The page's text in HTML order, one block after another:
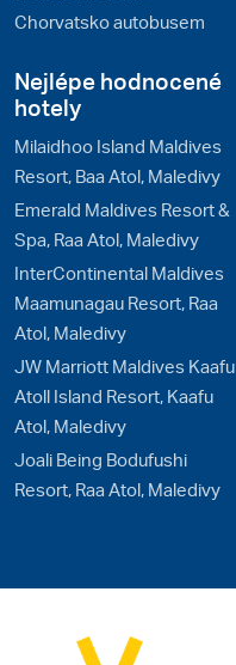
Chorvatsko autobusem
Nejlépe hodnocené
hotely
Milaidhoo Island Maldives
Resort, Baa Atol, Maledivy
Emerald Maldives Resort &
Spa, Raa Atol, Maledivy
InterContinental Maldives
Maamunagau Resort, Raa
Atol, Maledivy
JW Marriott Maldives Kaafu
Atoll Island Resort, Kaafu
Atol, Maledivy
Joali Being Bodufushi
Resort, Raa Atol, Maledivy